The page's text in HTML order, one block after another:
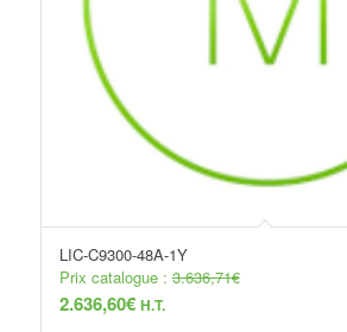
LIC-C9300-48A-1Y
Prix catalogue :3.636,71€
2.636,60€ H.T.